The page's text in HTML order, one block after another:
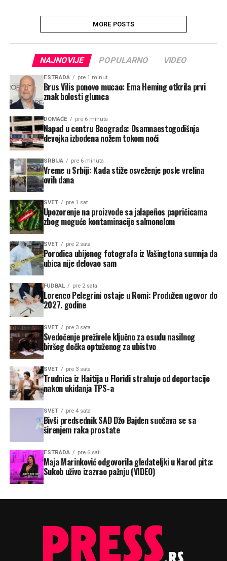
MORE POSTS
NAJNOVIJE POPULARNO VIDEO
ESTRADA pre 1 minut
Brus Vilis ponovo mucao: Ema Heming otkrila prvi
znak bolesti glumca
DOMAĆE pre 6 minuta
Napad u centru Beograda: Osamnaestogodišnja
devojka izbodena nožem tokom noći
SRBIJA pre 6 minuta
Vreme u Srbiji: Kada stiže osveženje posle vrelina
ovih dana
SVET pre 1 sat
Upozorenje na proizvode sa jalapeños papričicama
zbog moguće kontaminacije salmonelom
SVET pre 2 sata
Porodica ubijenog fotografa iz Vašingtona sumnja da
ubica nije delovao sam
FUDBAL pre 2 sata
Lorenco Pelegrini ostaje u Romi: Produžen ugovor do
2027. godine
SVET pre 3 sata
Svedočenje preživele ključno za osudu nasilnog
bivšeg dečka optuženog za ubistvo
SVET pre 3 sata
Trudnica iz Haitija u Floridi strahuje od deportacije
nakon ukidanja TPS-a
SVET pre 4 sata
Bivši predsednik SAD Džo Bajden suočava se sa
širenjem raka prostate
ESTRADA pre 6 sati
Maja Marinković odgovorila gledateljki u Narod pita:
Sukob uživo izazvao pažnju (VIDEO)